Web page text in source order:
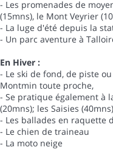
- Les promenades de
(15mns), le Mont Veyrier
- La luge d'été depuis la
- Un parc aventure à
En Hiver :
- Le ski de fond, de piste
Montmin toute proche,
- Se pratique également à
(20mns); les Saisies
- Les ballades en raquette
- Le chien de traineau
- La moto neige